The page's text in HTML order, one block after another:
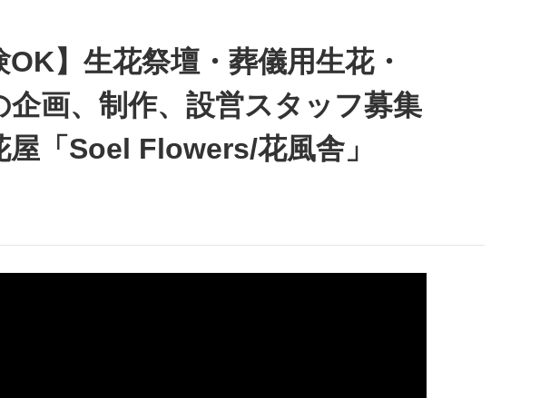
OK】生花祭壇・葬儀用生花・
企画、制作、設営スタッフ募集
屋「Soel Flowers/花風舎」